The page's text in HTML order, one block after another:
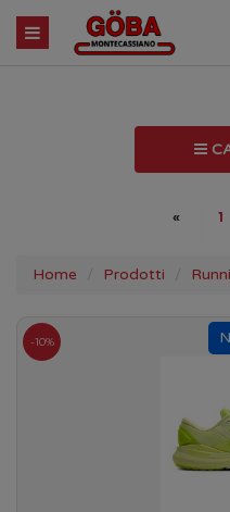
« 1
Home Prodotti
-10%